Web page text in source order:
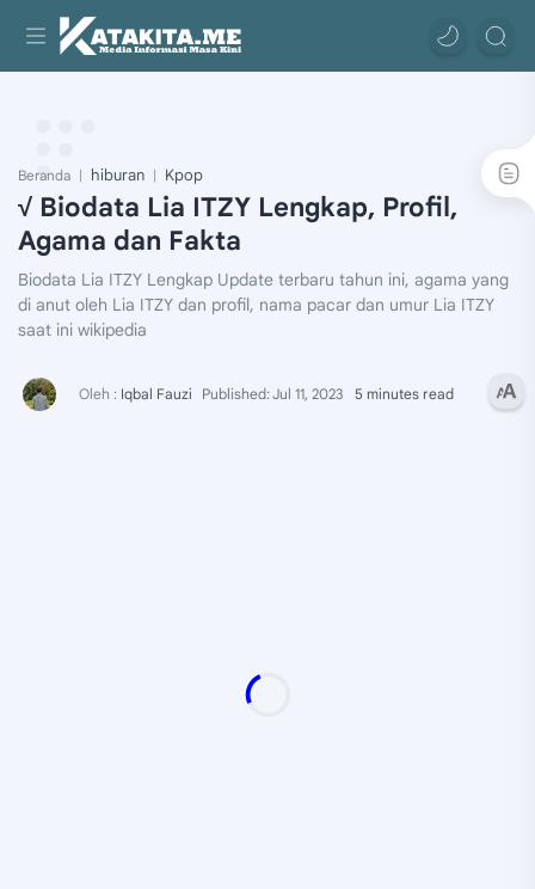
Beranda hiburan Kpop
√ Biodata Lia ITZY Lengkap, Profil,
Agama dan Fakta
Biodata Lia ITZY Lengkap Update terbaru tahun ini, agama yang
di anut oleh Lia ITZY dan profil, nama pacar dan umur Lia ITZY
saat ini wikipedia
5 minutes read